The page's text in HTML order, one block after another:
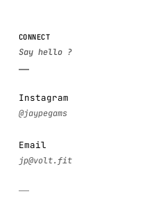
CONNECT
Instagram
Email